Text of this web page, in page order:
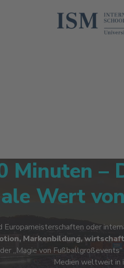
Minuten –
Wert
oder
Markenbildung,
„Magie von
Medien weltweit in